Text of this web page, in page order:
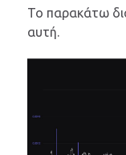
Το παρακάτω
αυτή.